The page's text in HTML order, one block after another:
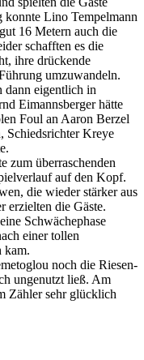
konnte Lino Tempelmann
16 Metern auch die
schafften es die
ihre drückende
umzuwandeln.
dann eigentlich in
Eimannsberger hätte
Foul an Aaron Berzel
Schiedsrichter Kreye
zum überraschenden
auf den Kopf.
die wieder stärker aus
erzielten die Gäste.
Schwächephase
einer tollen
kam.
noch die Riesen-
ungenutzt ließ. Am
Zähler sehr glücklich